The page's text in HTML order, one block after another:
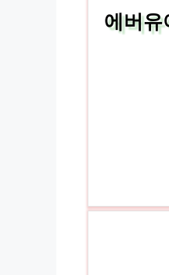
에버유